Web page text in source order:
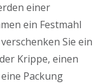
einer
ein Festmahl
Sie ein
Krippe, einen
Packung